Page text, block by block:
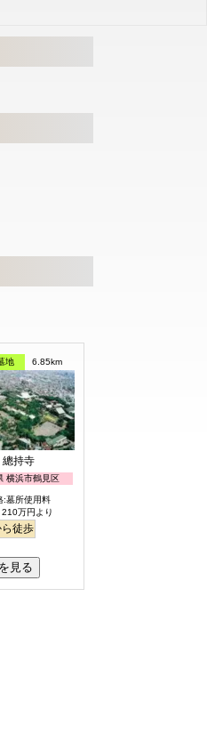
フリー
地 6.85km
總持寺
横浜市鶴見区
:墓所使用料
万円より
徒歩
見る